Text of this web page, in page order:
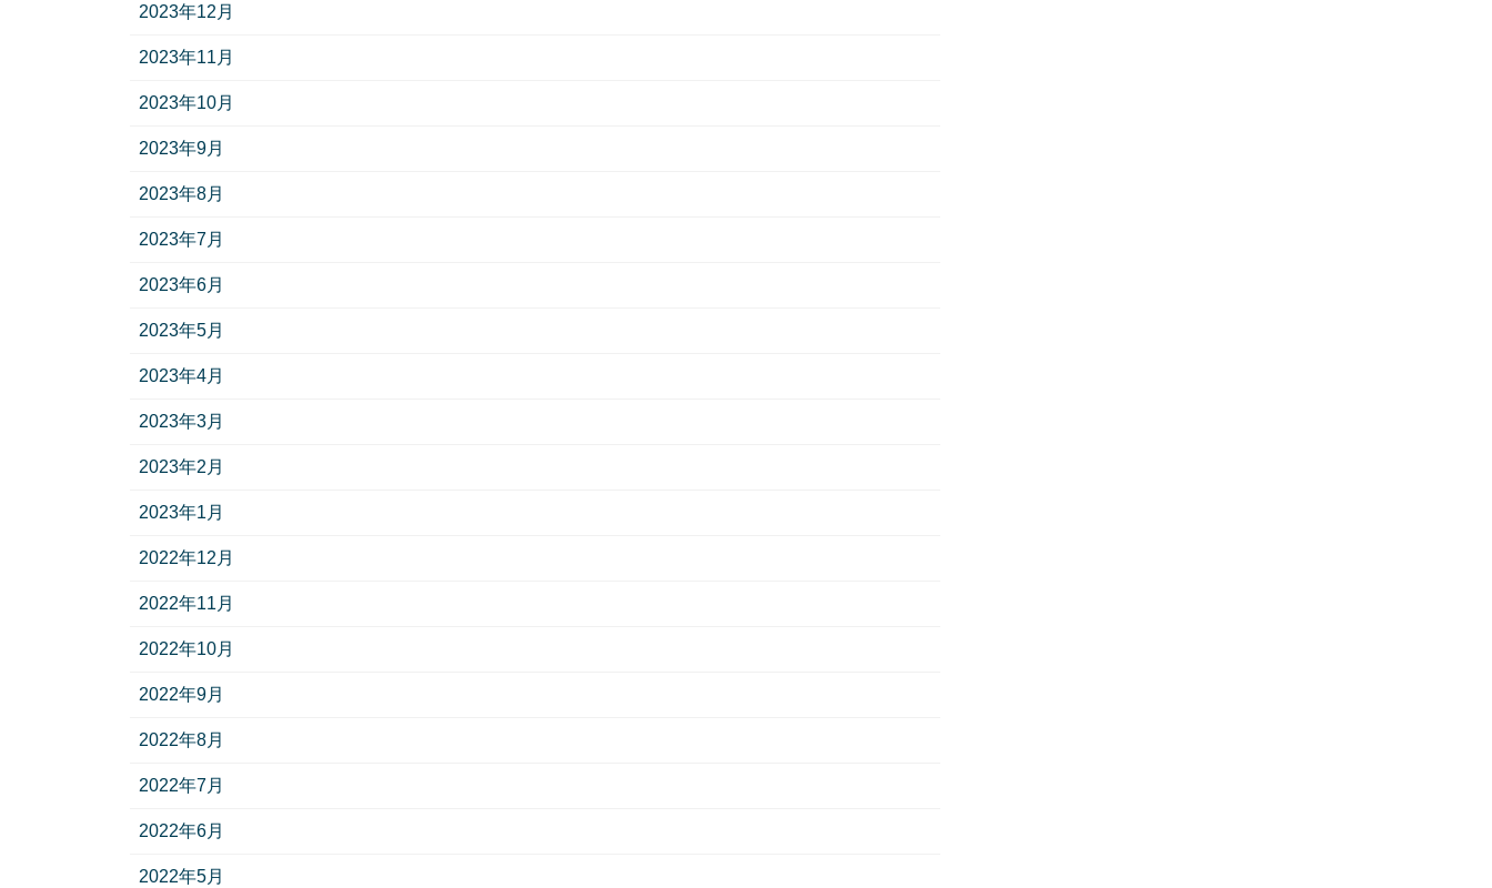
2023年12月
2023年11月
2023年10月
2023年9月
2023年8月
2023年7月
2023年6月
2023年5月
2023年4月
2023年3月
2023年2月
2023年1月
2022年12月
2022年11月
2022年10月
2022年9月
2022年8月
2022年7月
2022年6月
2022年5月